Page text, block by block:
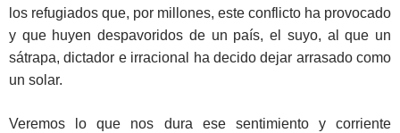
los refugiados que, por millones, este conflicto ha provocado
y que huyen despavoridos de un país, el suyo, al que un
sátrapa, dictador e irracional ha decido dejar arrasado como
un solar.
Veremos lo que nos dura ese sentimiento y corriente